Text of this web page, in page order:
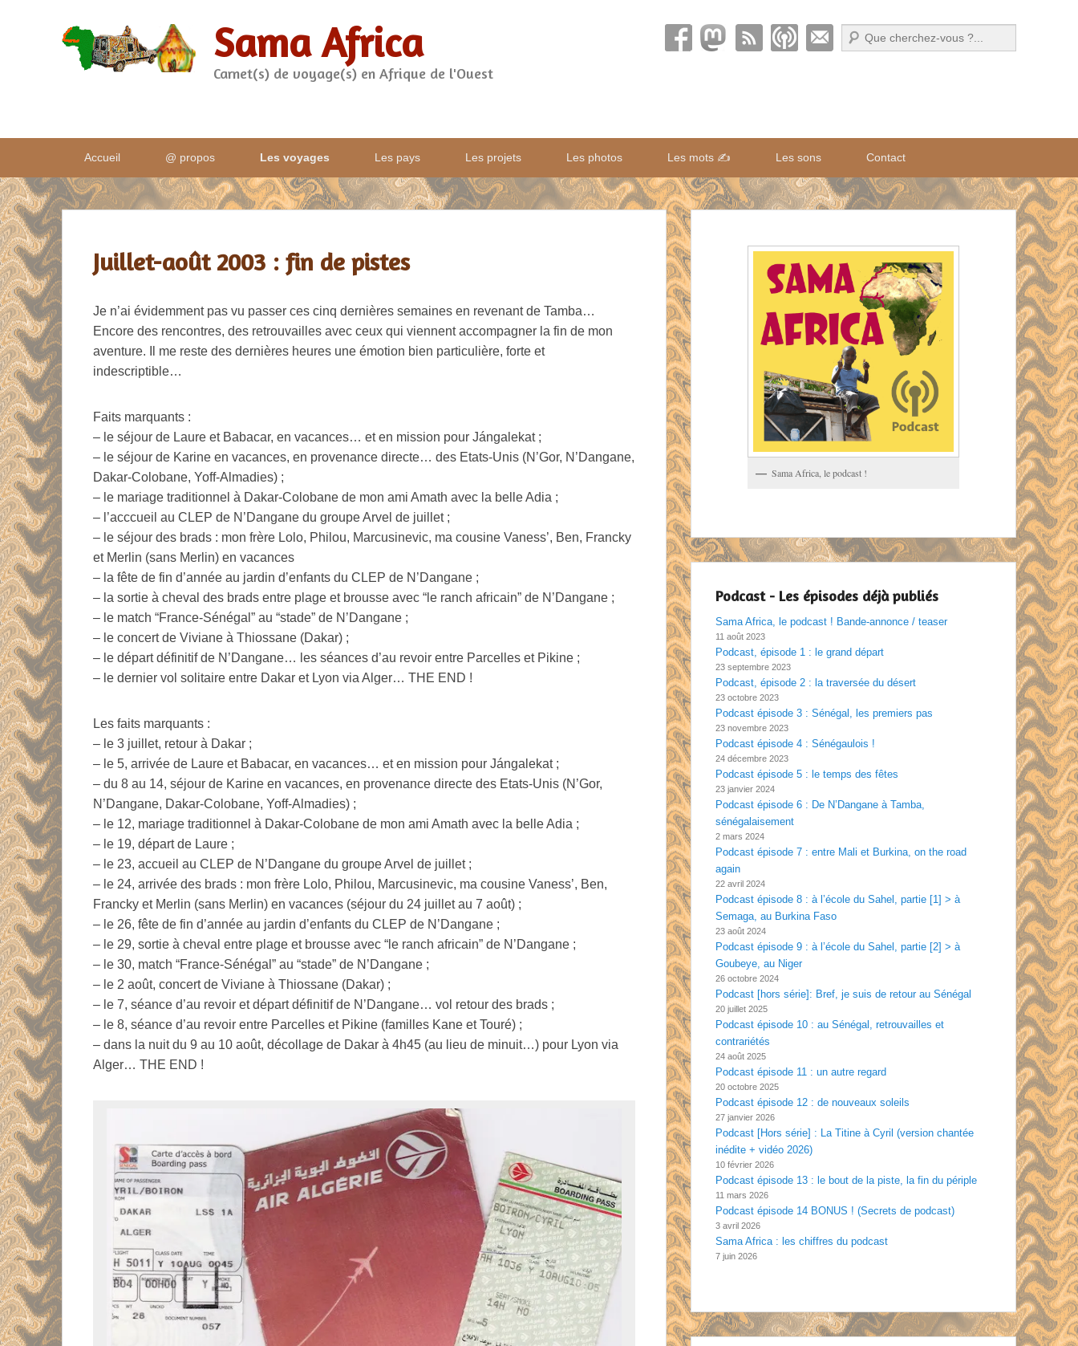
Sama Africa
Carnet(s) de voyage(s) en Afrique de l'Ouest
Recherche
Accueil @ propos Les voyages Les pays Les projets Les photos Les mots ✍️ Les sons Contact
Juillet-août 2003 : fin de pistes
Je n’ai évidemment pas vu passer ces cinq dernières semaines en revenant de Tamba…
Encore des rencontres, des retrouvailles avec ceux qui viennent accompagner la fin de mon
aventure. Il me reste des dernières heures une émotion bien particulière, forte et
indescriptible…
Faits marquants :
– le séjour de Laure et Babacar, en vacances… et en mission pour Jángalekat ;
– le séjour de Karine en vacances, en provenance directe… des Etats-Unis (N’Gor, N’Dangane,
Dakar-Colobane, Yoff-Almadies) ;
– le mariage traditionnel à Dakar-Colobane de mon ami Amath avec la belle Adia ;
– l’acccueil au CLEP de N’Dangane du groupe Arvel de juillet ;
– le séjour des brads : mon frère Lolo, Philou, Marcusinevic, ma cousine Vaness’, Ben, Francky
et Merlin (sans Merlin) en vacances
– la fête de fin d’année au jardin d’enfants du CLEP de N’Dangane ;
– la sortie à cheval des brads entre plage et brousse avec “le ranch africain” de N’Dangane ;
– le match “France-Sénégal” au “stade” de N’Dangane ;
– le concert de Viviane à Thiossane (Dakar) ;
– le départ définitif de N’Dangane… les séances d’au revoir entre Parcelles et Pikine ;
– le dernier vol solitaire entre Dakar et Lyon via Alger… THE END !
Les faits marquants :
– le 3 juillet, retour à Dakar ;
– le 5, arrivée de Laure et Babacar, en vacances… et en mission pour Jángalekat ;
– du 8 au 14, séjour de Karine en vacances, en provenance directe des Etats-Unis (N’Gor,
N’Dangane, Dakar-Colobane, Yoff-Almadies) ;
– le 12, mariage traditionnel à Dakar-Colobane de mon ami Amath avec la belle Adia ;
– le 19, départ de Laure ;
– le 23, accueil au CLEP de N’Dangane du groupe Arvel de juillet ;
– le 24, arrivée des brads : mon frère Lolo, Philou, Marcusinevic, ma cousine Vaness’, Ben,
Francky et Merlin (sans Merlin) en vacances (séjour du 24 juillet au 7 août) ;
– le 26, fête de fin d’année au jardin d’enfants du CLEP de N’Dangane ;
– le 29, sortie à cheval entre plage et brousse avec “le ranch africain” de N’Dangane ;
– le 30, match “France-Sénégal” au “stade” de N’Dangane ;
– le 2 août, concert de Viviane à Thiossane (Dakar) ;
– le 7, séance d’au revoir et départ définitif de N’Dangane… vol retour des brads ;
– le 8, séance d’au revoir entre Parcelles et Pikine (familles Kane et Touré) ;
– dans la nuit du 9 au 10 août, décollage de Dakar à 4h45 (au lieu de minuit…) pour Lyon via
Alger… THE END !
Sama Africa, le podcast !
Podcast - Les épisodes déjà publiés
Sama Africa, le podcast ! Bande-annonce / teaser
11 août 2023
Podcast, épisode 1 : le grand départ
23 septembre 2023
Podcast, épisode 2 : la traversée du désert
23 octobre 2023
Podcast épisode 3 : Sénégal, les premiers pas
23 novembre 2023
Podcast épisode 4 : Sénégaulois !
24 décembre 2023
Podcast épisode 5 : le temps des fêtes
23 janvier 2024
Podcast épisode 6 : De N’Dangane à Tamba,
sénégalaisement
2 mars 2024
Podcast épisode 7 : entre Mali et Burkina, on the road
again
22 avril 2024
Podcast épisode 8 : à l’école du Sahel, partie [1] > à
Semaga, au Burkina Faso
23 août 2024
Podcast épisode 9 : à l’école du Sahel, partie [2] > à
Goubeye, au Niger
26 octobre 2024
Podcast [hors série]: Bref, je suis de retour au Sénégal
20 juillet 2025
Podcast épisode 10 : au Sénégal, retrouvailles et
contrariétés
24 août 2025
Podcast épisode 11 : un autre regard
20 octobre 2025
Podcast épisode 12 : de nouveaux soleils
27 janvier 2026
Podcast [Hors série] : La Titine à Cyril (version chantée
inédite + vidéo 2026)
10 février 2026
Podcast épisode 13 : le bout de la piste, la fin du périple
11 mars 2026
Podcast épisode 14 BONUS ! (Secrets de podcast)
3 avril 2026
Sama Africa : les chiffres du podcast
7 juin 2026